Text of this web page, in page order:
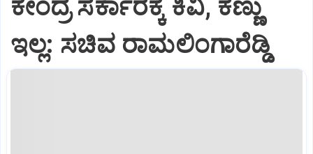
ಕೇಂದ್ರ ಸರ್ಕಾರಕ್ಕೆ ಕಿವಿ, ಕಣ್ಣು
ಇಲ್ಲ: ಸಚಿವ ರಾಮಲಿಂಗಾರೆಡ್ಡಿ